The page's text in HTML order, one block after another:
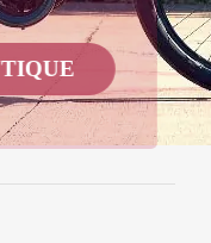
trousse